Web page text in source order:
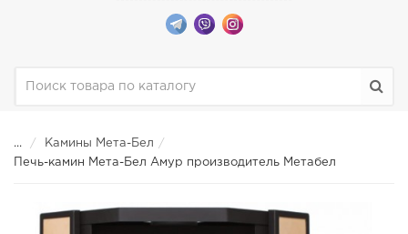
...
Камины Мета-Бел
Печь-камин Мета-Бел Амур производитель Метабел